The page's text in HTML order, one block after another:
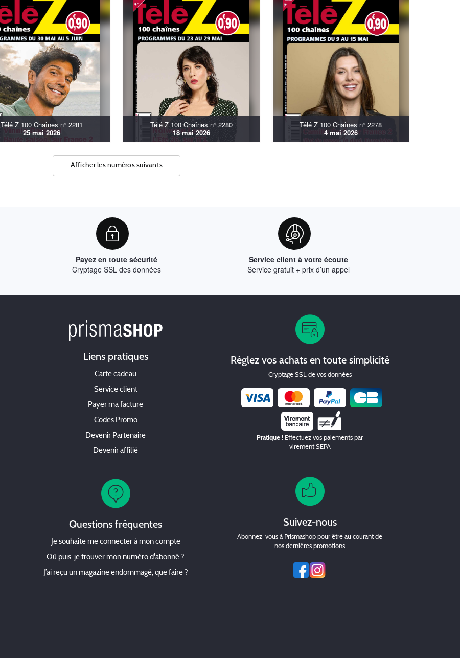
Télé Z 100 Chaînes n° 2281
25 mai 2026
Télé Z 100 Chaînes n° 2280
18 mai 2026
Télé Z 100 Chaînes n° 2278
4 mai 2026
Afficher les numéros suivants
Payez en toute sécurité
Cryptage SSL des données
Service client à votre écoute
Service gratuit + prix d’un appel
Liens pratiques
Carte cadeau
Service client
Payer ma facture
Codes Promo
Devenir Partenaire
Devenir affilié
Questions fréquentes
Je souhaite me connecter à mon compte
Où puis-je trouver mon numéro d'abonné ?
J’ai reçu un magazine endommagé, que faire ?
Réglez vos achats en toute simplicité
Cryptage SSL de vos données
Chèque
Pratique ! Effectuez vos paiements par
virement SEPA
Suivez-nous
Abonnez-vous à Prismashop pour être au courant de
nos dernières promotions